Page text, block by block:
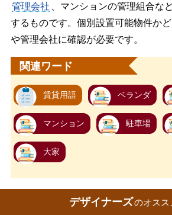
管理会社
、マンションの管理組合な
するものです。個別設置可能物件かど
や管理会社に確認が必要です。
関連ワード
賃貸用語 ベランダ
マンション 駐車場
大家
デザイナーズのオスス